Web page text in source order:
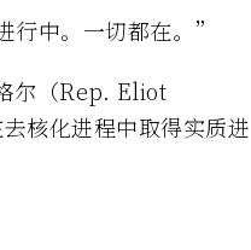
行中。一切都在。”
尔（Rep. Eliot
核化进程中取得实质进